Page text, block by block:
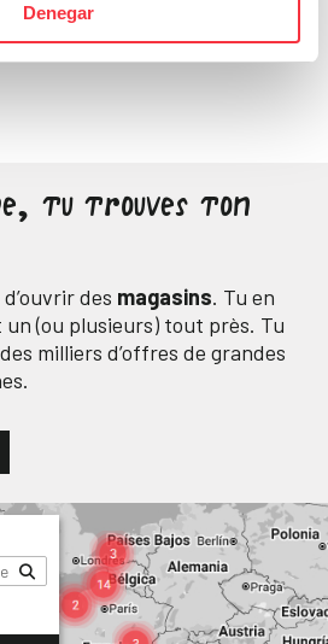
Denegar
attentif, ne laisse
aucune bonne
affaire
tu trouves ton
des magasins. Tu en
(ou plusieurs) tout près. Tu
milliers d’offres de grandes